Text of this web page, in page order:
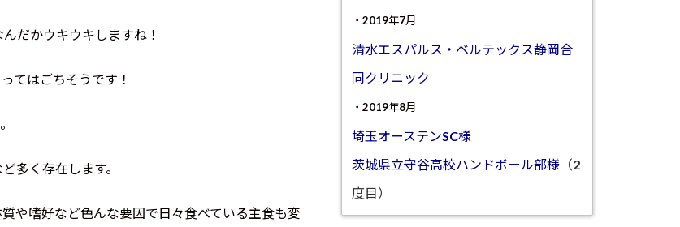
だかウキウキしますね！
てはごちそうです！
多く存在します。
や嗜好など色んな要因で日々食べている主食も変
・2019年7月
清水エスパルス・ベルテックス静岡合
同クリニック
・2019年8月
埼玉オーステンSC様
茨城県立守谷高校ハンドボール部様 （2
度目）